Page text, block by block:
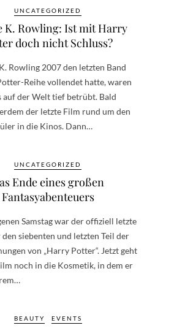
UNCATEGORIZED
K. Rowling: Ist mit Harry
doch nicht Schluss?
Rowling 2007 den letzten Band
Reihe vollendet hatte, waren
auf der Welt tief betrübt. Bald
der letzte Film rund um den
in die Kinos. Dann…
UNCATEGORIZED
Ende eines großen
Fantasyabenteuers
Samstag war der offiziell letzte
siebenten und letzten Teil der
von „Harry Potter“. Jetzt geht
noch in die Kosmetik, in dem er
BEAUTY EVENTS